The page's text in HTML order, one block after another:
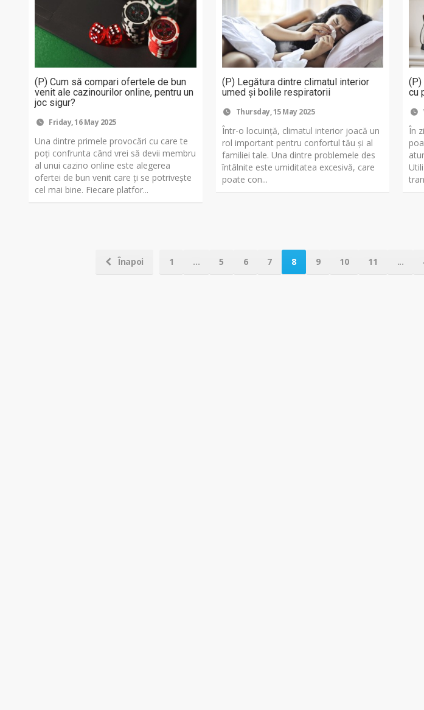
(P) Cum să compari ofertele de bun
venit ale cazinourilor online, pentru un
joc sigur?
Friday, 16 May 2025
Una dintre primele provocări cu care te
poți confrunta când vrei să devii membru
al unui cazino online este alegerea
ofertei de bun venit care ți se potrivește
cel mai bine. Fiecare platfor...
(P) Legătura dintre climatul interior
umed și bolile respiratorii
Thursday, 15 May 2025
Într-o locuință, climatul interior joacă un
rol important pentru confortul tău și al
familiei tale. Una dintre problemele des
întâlnite este umiditatea excesivă, care
poate con...
cu
În
Înapoi 1 ... 5 6 7 8 9 10 11 ...